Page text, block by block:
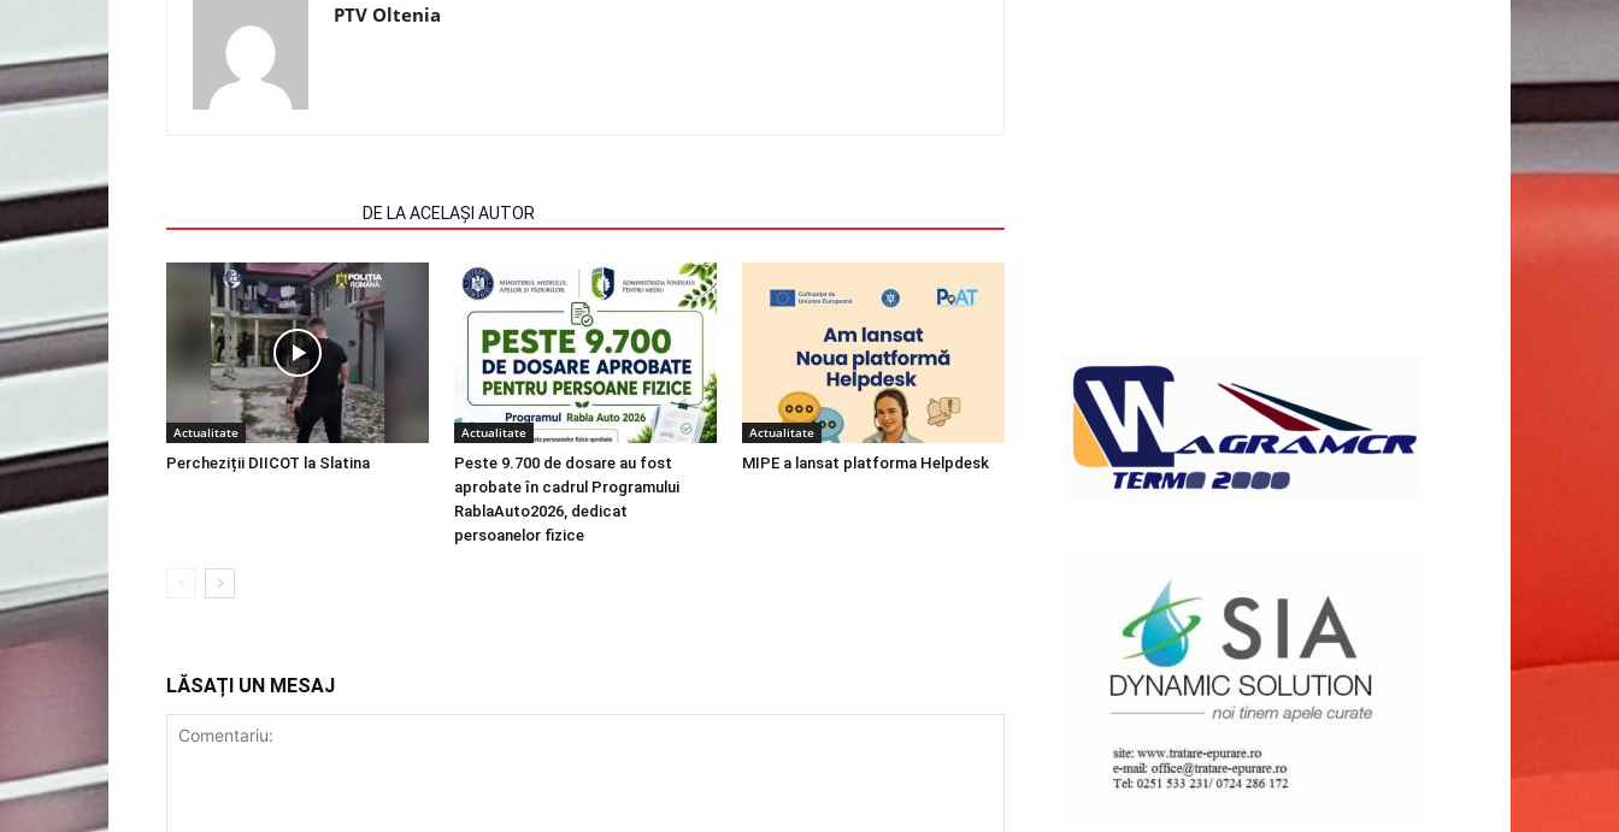
PTV Oltenia
DE LA ACELAȘI AUTOR
Actualitate
Percheziții DIICOT la Slatina
Actualitate
Peste 9.700 de dosare au fost
aprobate în cadrul Programului
RablaAuto2026, dedicat
persoanelor fizice
Actualitate
MIPE a lansat platforma Helpdesk
LĂSAȚI UN MESAJ